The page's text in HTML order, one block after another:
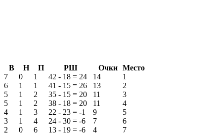
В Н П РШ Очки
Место
7 0 1 42 - 18 = 24 14
1
6 1 1 41 - 15 = 26 13
2
5 1 2 35 - 15 = 20 11
3
5 1 2 38 - 18 = 20 11
4
4 1 3 22 - 23 = -1 9
5
3 1 4 24 - 30 = -6 7
6
2 0 6 13 - 19 = -6 4 7